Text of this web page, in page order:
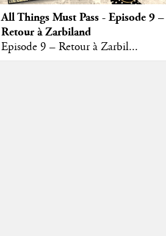
All Things Must Pass - Episode 9 –
Retour à Zarbiland
Episode 9 – Retour à Zarbil...